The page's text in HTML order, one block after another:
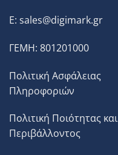
E: sales@digimark.gr
ΓΕΜΗ: 801201000
Πολιτική Ασφάλειας
Πληροφοριών
Πολιτική Ποιότητας και
Περιβάλλοντος